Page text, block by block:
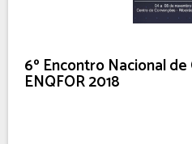
6º Encontro Nacional
ENQFOR 2018